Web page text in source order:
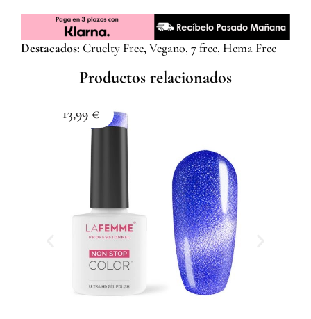
Destacados: Cruelty Free, Vegano, 7 free, Hema Free
Productos relacionados
13,99 €